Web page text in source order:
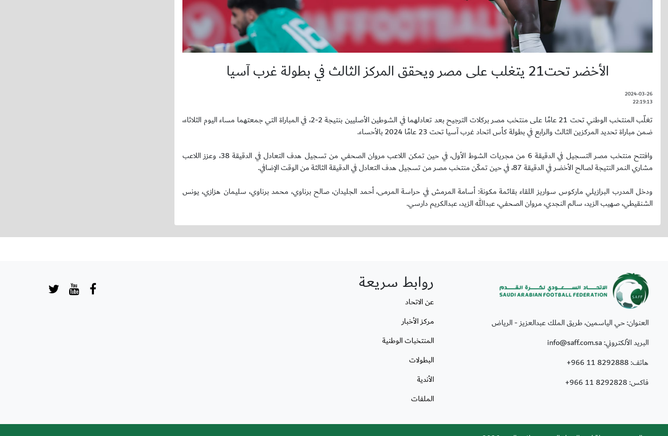
الأخضر تحت21 يتغلب على مصر ويحقق المركز الثالث في بطولة غرب آسيا
2024-03-26
22:19:13
تغلّب المنتخب الوطني تحت 21 عامًا على منتخب مصر بركلات الترجيح بعد تعادلهما في الشوطين الأصليين بنتيجة 2-2، في المباراة التي جمعتهما مساء اليوم الثلاثاء،
ضمن مباراة تحديد المركزين الثالث والرابع في بطولة كأس اتحاد غرب آسيا تحت 23 عامًا 2024 بالأحساء.
وافتتح منتخب مصر التسجيل في الدقيقة 6 من مجريات الشوط الأول، في حين تمكن اللاعب مروان الصحفي من تسجيل هدف التعادل في الدقيقة 38، وعزز اللاعب
مشاري النمر النتيجة لصالح الأخضر في الدقيقة 87، في حين تمكّن منتخب مصر من تسجيل هدف التعادل في الدقيقة الثالثة من الوقت الإضافي.
ودخل المدرب البرازيلي ماركوس سواريز اللقاء بقائمة مكونة: أسامة المرمش في حراسة المرمى، أحمد الجليدان، صالح برناوي، محمد برناوي، سليمان هزازي، يونس
الشنقيطي، صهيب الزيد، سالم النجدي، مروان الصحفي، عبدالله الزيد، عبدالكريم دارسي.
العنوان: حي الياسمين، طريق الملك عبدالعزيز - الرياض
البريد الألكتروني: info@saff.com.sa
هاتف:+966 11 8292888
فاكس:+966 11 8292828
روابط سريعة
عن الاتحاد
مركز الأخبار
المنتخبات الوطنية
البطولات
الأندية
الملفات